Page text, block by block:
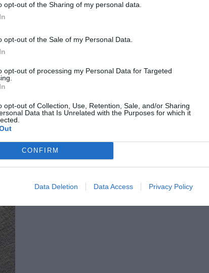
opt-out of the Sharing of my personal data.
opt-out of the Sale of my Personal Data.
opt-out of processing my Personal Data for Targeted
opt-out of Collection, Use, Retention, Sale, and/or Sharing
Data that Is Unrelated with the Purposes for which it
CONFIRM
Data Deletion Data Access Privacy Policy
viviendo entre Londres y París.
euros anuales y vende sus diseños desde
en calzado en Barcelona, y Escribano,
se conocieron trabajando en Tempe, la
para Inditex. "Después nos mudamos a
la empresa de botas, y José se mudó a
de moda", recuerda Escribano.